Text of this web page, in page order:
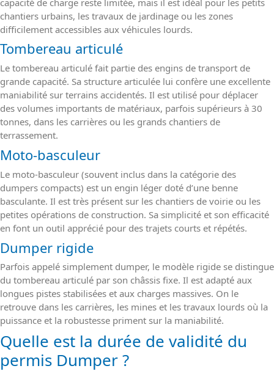
chantiers urbains, les travaux de jardinage ou les zones
difficilement accessibles aux véhicules lourds.
Tombereau articulé
Le tombereau articulé fait partie des engins de transport de
grande capacité. Sa structure articulée lui confère une excellente
maniabilité sur terrains accidentés. Il est utilisé pour déplacer
des volumes importants de matériaux, parfois supérieurs à 30
tonnes, dans les carrières ou les grands chantiers de
terrassement.
Moto-basculeur
Le moto-basculeur (souvent inclus dans la catégorie des
dumpers compacts) est un engin léger doté d’une benne
basculante. Il est très présent sur les chantiers de voirie ou les
petites opérations de construction. Sa simplicité et son efficacité
en font un outil apprécié pour des trajets courts et répétés.
Dumper rigide
Parfois appelé simplement dumper, le modèle rigide se distingue
du tombereau articulé par son châssis fixe. Il est adapté aux
longues pistes stabilisées et aux charges massives. On le
retrouve dans les carrières, les mines et les travaux lourds où la
puissance et la robustesse priment sur la maniabilité.
Quelle est la durée de validité du
permis Dumper ?